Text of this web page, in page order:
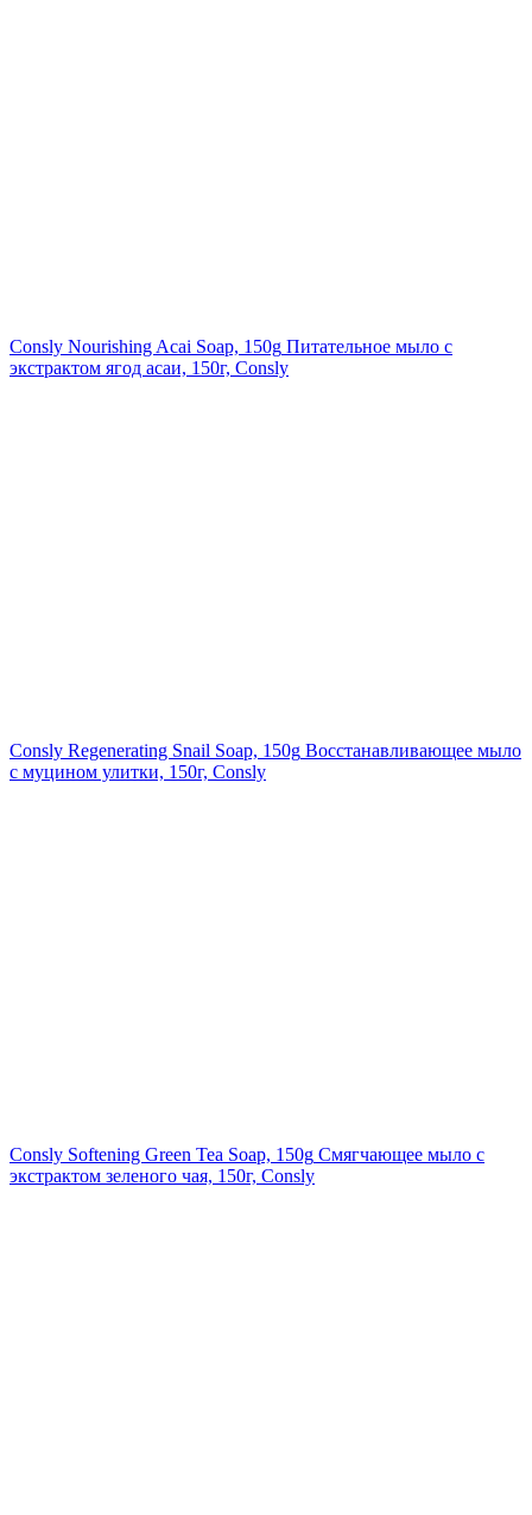
Consly Nourishing Acai Soap, 150g Питательное мыло с
экстрактом ягод асаи, 150г, Consly
Consly Regenerating Snail Soap, 150g Восстанавливающее мыло
с муцином улитки, 150г, Consly
Consly Softening Green Tea Soap, 150g Смягчающее мыло с
экстрактом зеленого чая, 150г, Consly